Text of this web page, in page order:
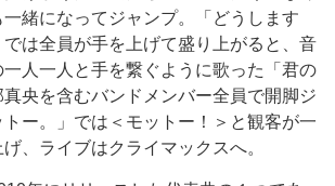
緒になってジャンプ。「どうします
は全員が手を上げて盛り上がると、音
人一人と手を繋ぐように歌った「君の
央を含むバンドメンバー全員で開脚ジ
ー。」では＜モットー！＞と観客が一
、ライブはクライマックスへ。